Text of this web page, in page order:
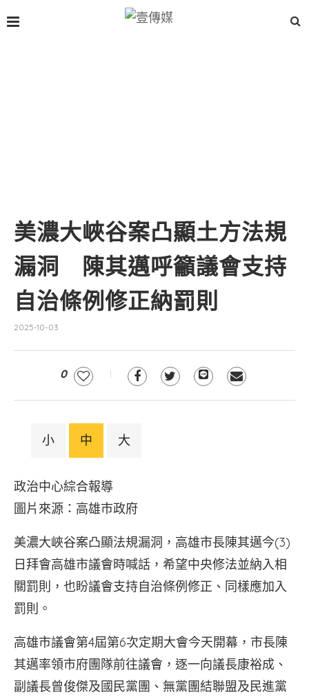
美濃大峽谷案凸顯土方法規
漏洞 陳其邁呼籲議會支持
自治條例修正納罰則
2025-10-03
0
小 中 大
政治中心綜合報導
圖片來源：高雄市政府
美濃大峽谷案凸顯法規漏洞，高雄市長陳其邁今(3)
日拜會高雄市議會時喊話，希望中央修法並納入相
關罰則，也盼議會支持自治條例修正、同樣應加入
罰則。
高雄市議會第4屆第6次定期大會今天開幕，市長陳
其邁率領市府團隊前往議會，逐一向議長康裕成、
副議長曾俊傑及國民黨團、無黨團結聯盟及民進黨